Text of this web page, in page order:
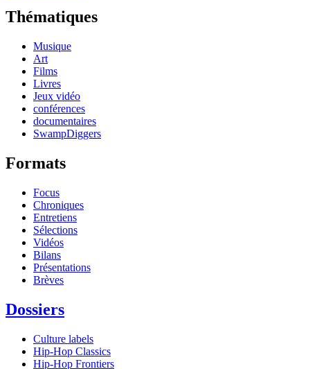
Thématiques
Musique
Art
Films
Livres
Jeux vidéo
conférences
documentaires
SwampDiggers
Formats
Focus
Chroniques
Entretiens
Sélections
Vidéos
Bilans
Présentations
Brèves
Dossiers
Culture labels
Hip-Hop Classics
Hip-Hop Frontiers